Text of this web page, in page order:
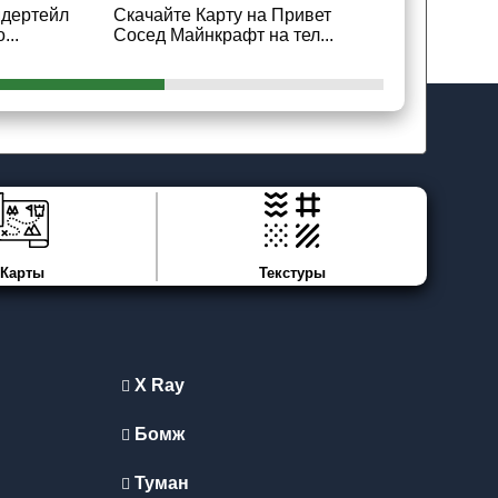
Скачайте Карту на Привет
Сосед Майнкрафт на тел...
Карты Текстуры
X Ray
Бомж
Туман